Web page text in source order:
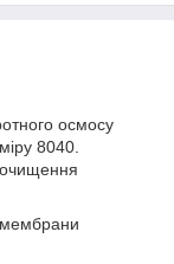
осмосу
8040.
мембрани